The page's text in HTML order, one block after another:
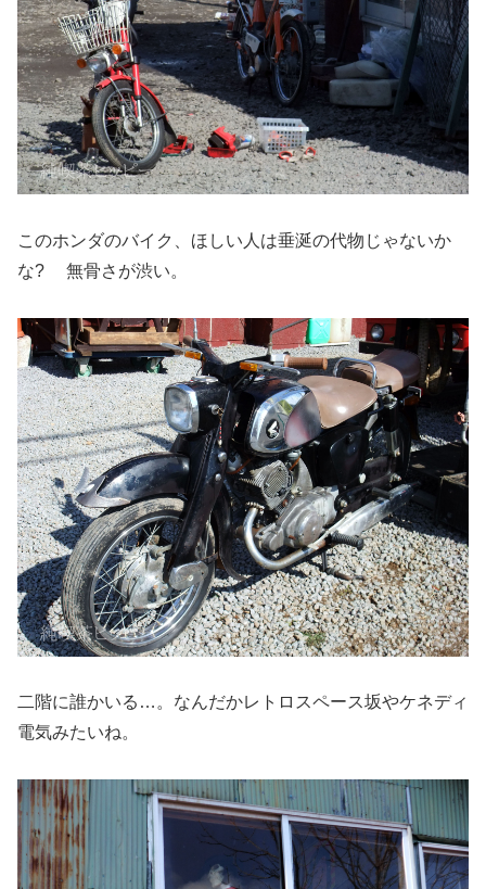
このホンダのバイク、ほしい人は垂涎の代物じゃないか
な? 無骨さが渋い。
二階に誰かいる…。なんだかレトロスペース坂やケネディ
電気みたいね。